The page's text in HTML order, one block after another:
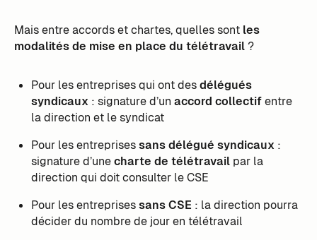
Mais entre accords et chartes, quelles sont les
modalités de mise en place du télétravail?
Pour les entreprises qui ont desdélégués
syndicaux : signature d’un accord collectifentre
la direction et le syndicat
Pour les entreprisessans délégué syndicaux :
signature d’unecharte de télétravail par la
direction qui doit consulter le CSE
Pour les entreprisessans CSE : la direction pourra
décider du nombre de jour en télétravail